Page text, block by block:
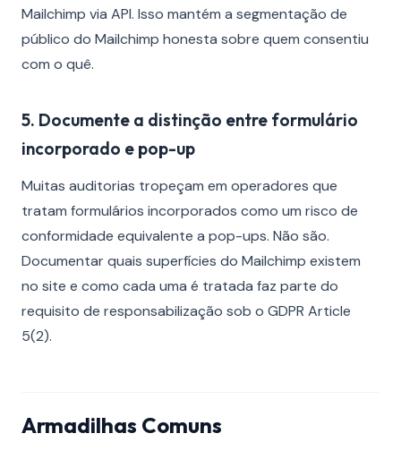
Mailchimp via API. Isso mantém a segmentação de
público do Mailchimp honesta sobre quem consentiu
com o quê.
5. Documente a distinção entre formulário
incorporado e pop-up
Muitas auditorias tropeçam em operadores que
tratam formulários incorporados como um risco de
conformidade equivalente a pop-ups. Não são.
Documentar quais superfícies do Mailchimp existem
no site e como cada uma é tratada faz parte do
requisito de responsabilização sob o GDPR Article
5(2).
Armadilhas Comuns